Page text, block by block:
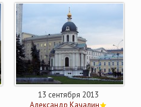
13 сентября 2013
Александр Качалин